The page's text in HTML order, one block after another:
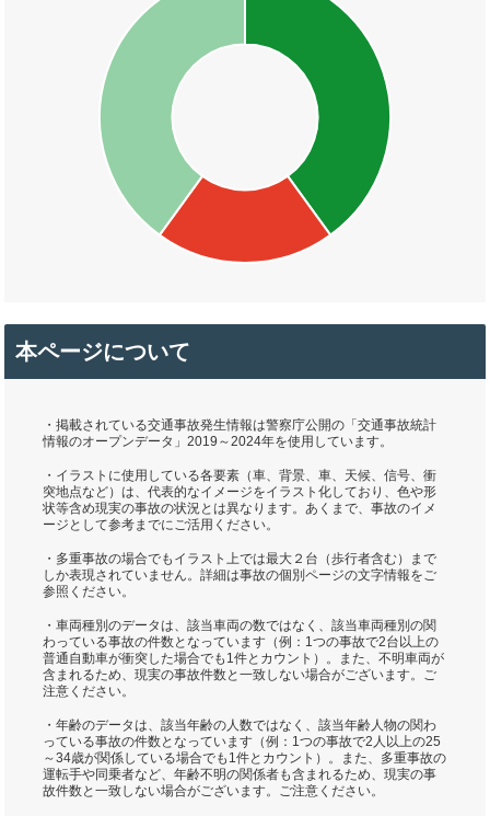
本ページについて
・掲載されている交通事故発生情報は警察庁公開の「交通事故統計
情報のオープンデータ」2019～2024年を使用しています。
・イラストに使用している各要素（車、背景、車、天候、信号、衝
突地点など）は、代表的なイメージをイラスト化しており、色や形
状等含め現実の事故の状況とは異なります。あくまで、事故のイメ
ージとして参考までにご活用ください。
・多重事故の場合でもイラスト上では最大２台（歩行者含む）まで
しか表現されていません。詳細は事故の個別ページの文字情報をご
参照ください。
・車両種別のデータは、該当車両の数ではなく、該当車両種別の関
わっている事故の件数となっています（例：1つの事故で2台以上の
普通自動車が衝突した場合でも1件とカウント）。また、不明車両が
含まれるため、現実の事故件数と一致しない場合がございます。ご
注意ください。
・年齢のデータは、該当年齢の人数ではなく、該当年齢人物の関わ
っている事故の件数となっています（例：1つの事故で2人以上の25
～34歳が関係している場合でも1件とカウント）。また、多重事故の
運転手や同乗者など、年齢不明の関係者も含まれるため、現実の事
故件数と一致しない場合がございます。ご注意ください。